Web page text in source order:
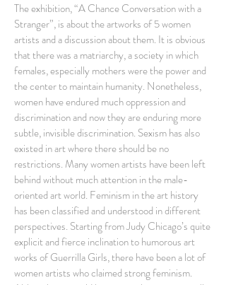
The exhibition, “A Chance Conversation with a
Stranger”, is about the artworks of 5 women
artists and a discussion about them. It is obvious
that there was a matriarchy, a society in which
females, especially mothers were the power and
the center to maintain humanity. Nonetheless,
women have endured much oppression and
discrimination and now they are enduring more
subtle, invisible discrimination. Sexism has also
existed in art where there should be no
restrictions. Many women artists have been left
behind without much attention in the male-
oriented art world. Feminism in the art history
has been classified and understood in different
perspectives. Starting from Judy Chicago’s quite
explicit and fierce inclination to humorous art
works of Guerrilla Girls, there have been a lot of
women artists who claimed strong feminism.